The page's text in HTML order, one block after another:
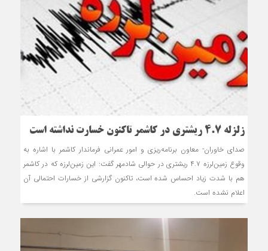
زلزله ۴.۷ ریشتری در کاشمر تاکنون خسارت نداشته است
صدای خاوران- معاون برنامه‌ریزی و امور عمرانی فرماندار کاشمر با اشاره به
وقوع زمین‌لرزه ۴.۷ ریشتری در حوالی شادمهر گفت: این زمین‌لرزه که در کاشمر
هم با شدت زیاد احساس شده است، تاکنون گزارشی از خسارات احتمالی آن
اعلام ‌نشده است.